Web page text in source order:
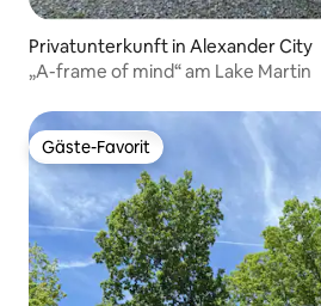
Privatunterkunft in Alexander City
„A-frame of mind“ am Lake Martin
Gäste-Favorit
Gäste-Favorit